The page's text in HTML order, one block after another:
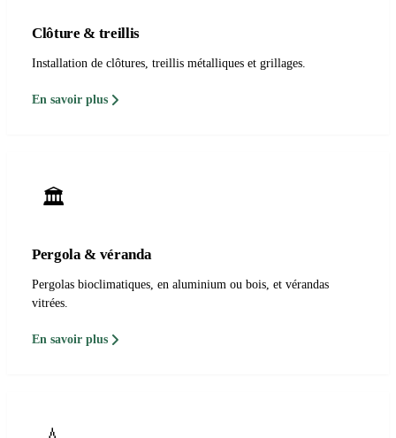
Clôture & treillis
Installation de clôtures, treillis métalliques et grillages.
En savoir plus
🏛️
Pergola & véranda
Pergolas bioclimatiques, en aluminium ou bois, et vérandas
vitrées.
En savoir plus